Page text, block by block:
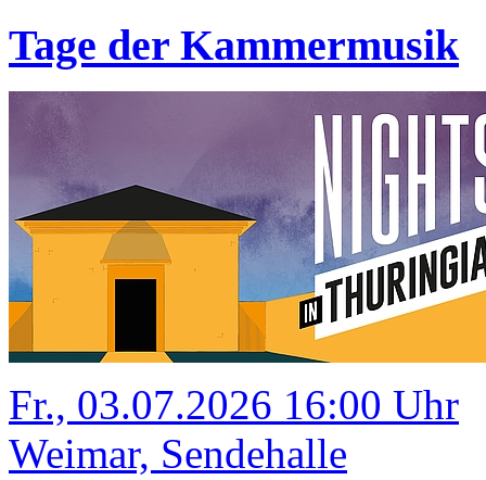
Tage der Kammermusik
Fr., 03.07.2026 16:00 Uhr
Weimar, Sendehalle